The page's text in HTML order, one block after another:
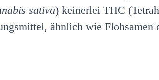
sativa) keinerlei THC
ähnlich wie Flohsamen